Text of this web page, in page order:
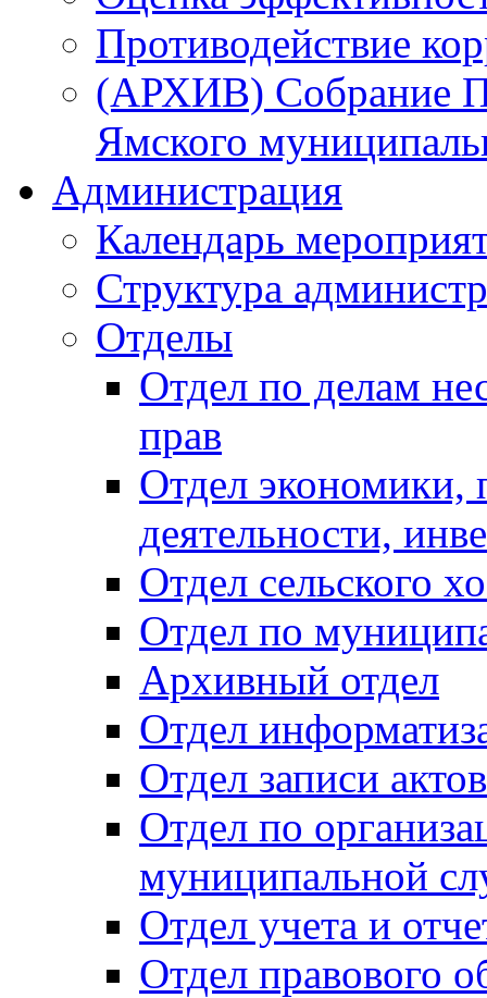
Противодействие
(АРХИВ) Собрание
Ямского
Администрация
Календарь
Структура
Отделы
Отдел по делам
прав
Отдел экономики,
деятельности,
Отдел сельского
Отдел по
Архивный отдел
Отдел
Отдел записи
Отдел по
муниципальной
Отдел учета и
Отдел правового